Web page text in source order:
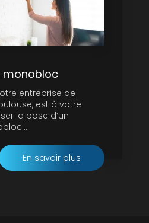
entreprise de
est à votre
la pose d’un
En savoir plus